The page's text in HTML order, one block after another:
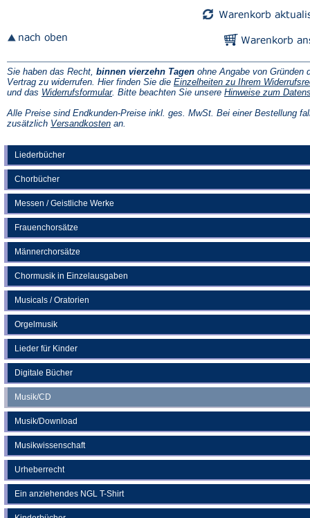
Liederbücher
Chorbücher
Messen / Geistliche Werke
Frauenchorsätze
Männerchorsätze
Chormusik in Einzelausgaben
Musicals / Oratorien
Orgelmusik
Lieder für Kinder
Digitale Bücher
Musik/CD
Musik/Download
Musikwissenschaft
Urheberrecht
Ein anziehendes NGL T-Shirt
Sie haben das Recht, binnen vierzehn Tagen ohne Angabe von Gründen
Vertrag zu widerrufen. Hier finden Sie die Einzelheiten zu Ihrem
und das Widerrufsformular(Öffnet
einem
neuen
. Bitte beachten Sie unsere Hinweise zum
Alle Preise sind Endkunden-Preise inkl. ges. MwSt. Bei einer Bestellung
zusätzlich Versandkosten(Öffnet
an.